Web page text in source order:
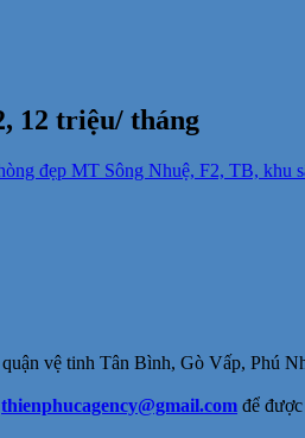
12 triệu/ tháng
đẹp MT Sông Nhuệ, F2, TB, khu
vệ tinh Tân Bình, Gò Vấp, Phú
thienphucagency@gmail.com để